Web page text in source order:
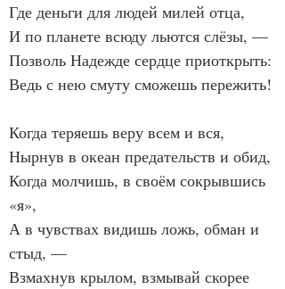
Где деньги для людей милей отца,
И по планете всюду льются слёзы, —
Позволь Надежде сердце приоткрыть:
Ведь с нею смуту сможешь пережить!
Когда теряешь веру всем и вся,
Нырнув в океан предательств и обид,
Когда молчишь, в своём сокрывшись
«я»,
А в чувствах видишь ложь, обман и
стыд, —
Взмахнув крылом, взмывай скорее